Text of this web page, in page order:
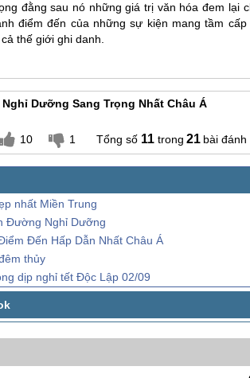
đằng sau nó những giá trị văn hóa đem lại
điểm đến của những sự kiện mang tầm
thế giới ghi danh.
Dưỡng Sang Trọng Nhất Châu Á
10 1 11 21 bài đánh
nhất Miền Trung
Đường Nghỉ Dưỡng
Đến Hấp Dẫn Nhất Châu Á
thủy
dịp nghỉ tết Độc Lập 02/09